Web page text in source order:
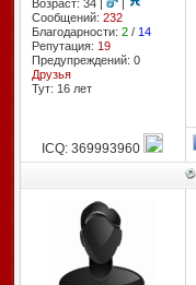
Возраст: 34 |
|
Сообщений: 232
Благодарности: 2/ 14
Репутация: 19
Предупреждений: 0
Друзья
Тут: 16 лет
ICQ: 369993960